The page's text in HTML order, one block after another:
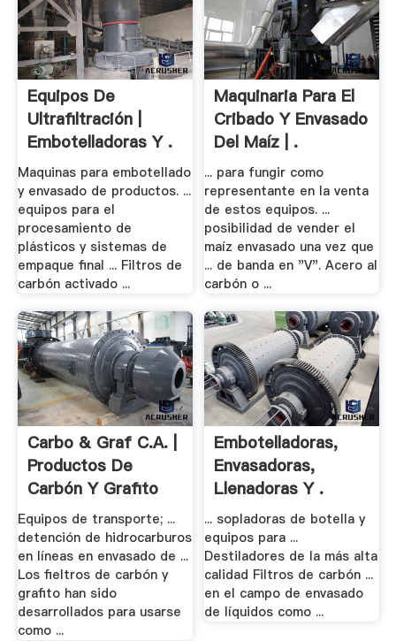
Equipos De
Ultrafiltración |
Embotelladoras Y .
Maquinas para embotellado
y envasado de productos. ...
equipos para el
procesamiento de
plásticos y sistemas de
empaque final ... Filtros de
carbón activado ...
Maquinaria Para El
Cribado Y Envasado
Del Maíz | .
... para fungir como
representante en la venta
de estos equipos. ...
posibilidad de vender el
maíz envasado una vez que
... de banda en "V". Acero al
carbón o ...
Carbo & Graf C.A. |
Productos De
Carbón Y Grafito
Equipos de transporte; ...
detención de hidrocarburos
en líneas en envasado de ...
Los fieltros de carbón y
grafito han sido
desarrollados para usarse
como ...
Embotelladoras,
Envasadoras,
Llenadoras Y .
... sopladoras de botella y
equipos para ...
Destiladores de la más alta
calidad Filtros de carbón ...
en el campo de envasado
de líquidos como ...